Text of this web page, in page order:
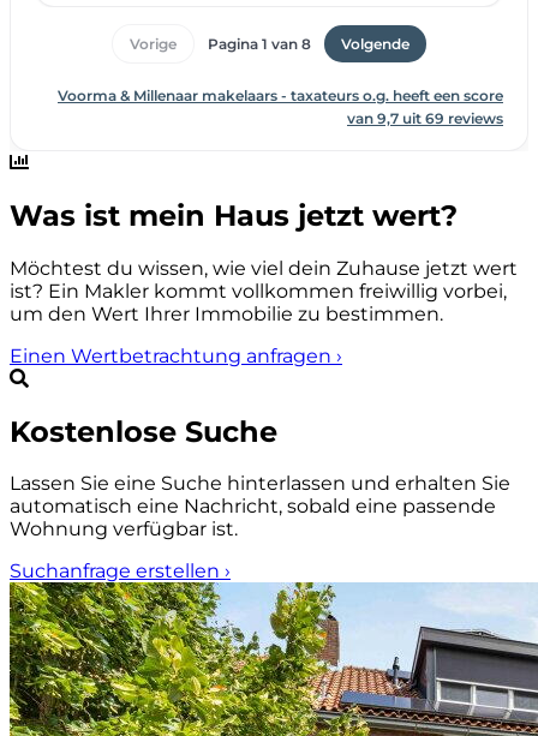
Was ist mein Haus jetzt wert?
Möchtest du wissen, wie viel dein Zuhause jetzt wert
ist? Ein Makler kommt vollkommen freiwillig vorbei,
um den Wert Ihrer Immobilie zu bestimmen.
Einen Wertbetrachtung anfragen ›
Kostenlose Suche
Lassen Sie eine Suche hinterlassen und erhalten Sie
automatisch eine Nachricht, sobald eine passende
Wohnung verfügbar ist.
Suchanfrage erstellen ›